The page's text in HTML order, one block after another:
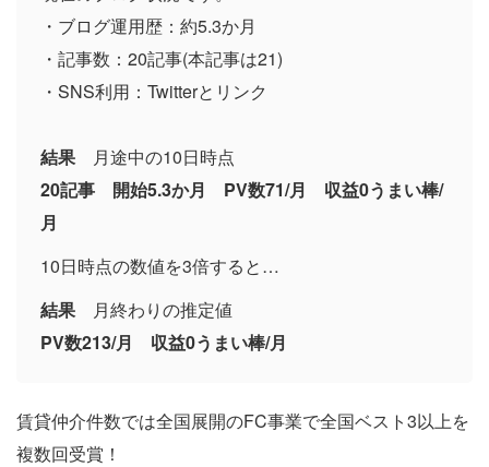
・ブログ運用歴：約5.3か月
・記事数：20記事(本記事は21)
・SNS利用：Twitterとリンク
結果 月途中の10日時点
20記事 開始5.3か月 PV数71/月 収益0うまい棒/
月
10日時点の数値を3倍すると…
結果 月終わりの推定値
PV数213/月 収益0うまい棒/月
賃貸仲介件数では全国展開のFC事業で全国ベスト3以上を
複数回受賞！